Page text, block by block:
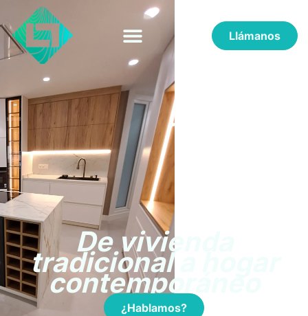
Llámanos
De vivienda
tradicional a hogar
contemporáneo
¿Hablamos?